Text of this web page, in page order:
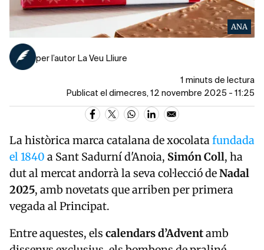
ANA
per l’autor La Veu Lliure
1 minuts de lectura
Publicat el dimecres, 12 novembre 2025 - 11:25
La històrica marca catalana de xocolatafundada
el 1840 a Sant Sadurní d'Anoia, Simón Coll, ha
dut al mercat andorrà la seva col·lecció deNadal
2025, amb novetats que arriben per primera
vegada al Principat.
Entre aquestes, els calendars d’Adventamb